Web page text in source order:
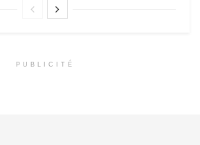
PUBLICITÉ